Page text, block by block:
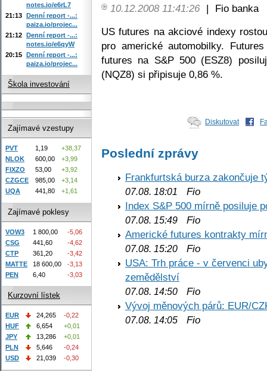
10.12.2008 11:41:26 |
Fio banka
US futures na akciové indexy
pro americké automobilky.
futures na S&P 500 (ESZ8)
(NQZ8) si připisuje 0,86 %.
Diskutovat
Poslední zprávy
Frankfurtská burza zakončuje
07.08. 18:01
Fio
Index S&P 500 mírně posiluje
07.08. 15:49 Fio
Americké futures kontrakty
07.08. 15:20 Fio
USA: Trh práce - v červenci
zemědělství
07.08. 14:50 Fio
Vývoj měnových párů: EUR/
07.08. 14:05 Fio
notes.io/e6rL7
21:13 Denní report -...:
paiza.io/projec...
21:12 Denní report -...:
notes.io/e6qyW
20:15 Denní report -...:
paiza.io/projec...
Škola investování
Zajímavé vzestupy
PVT 1,19
+38,37
NLOK
600,00
+3,99
FIXZO
53,00
+3,92
CZGCE
985,00
+3,14
UQA
441,80 +1,61
Zajímavé poklesy
VOW3 1 800,00
-5,06
CSG
441,60
-4,62
CTP
361,20
-3,42
MATTE
18 600,00
-3,13
PEN
6,40 -3,03
Kurzovní lístek
EUR 24,265
-0,22
HUF
6,654
+0,01
JPY
13,286
+0,01
PLN
5,646
-0,24
USD
21,039 -0,30